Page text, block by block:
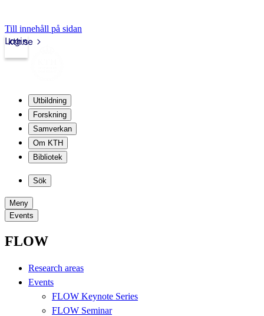
Till innehåll på sidan
kth.se
Login
Utbildning
Forskning
Samverkan
Om KTH
Bibliotek
Sök
Meny
Events
FLOW
Research areas
Events
FLOW Keynote Series
FLOW Seminar